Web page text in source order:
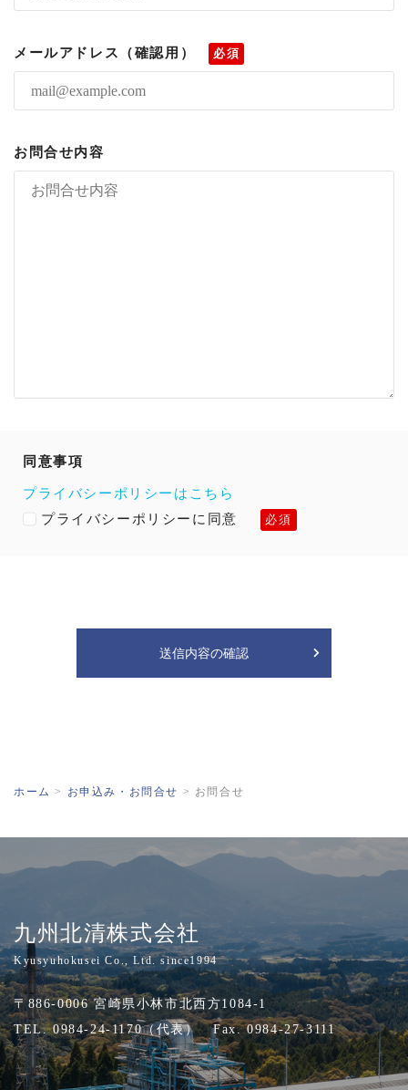
メールアドレス（確認用） 必須
お問合せ内容
同意事項
プライバシーポリシーはこちら
プライバシーポリシーに同意
必須
ホーム > お申込み・お問合せ > お問合せ
九州北清株式会社
Kyusyuhokusei Co., Ltd. since1994
〒886-0006 宮崎県小林市北西方1084-1
TEL. 0984-24-1170（代表） Fax. 0984-27-3111